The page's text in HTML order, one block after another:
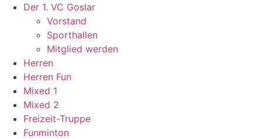
Zum
springen
Der 1. VC Goslar
Vorstand
Sporthallen
Mitglied werden
Herren
Herren Fun
Mixed 1
Mixed 2
Freizeit-Truppe
Funminton